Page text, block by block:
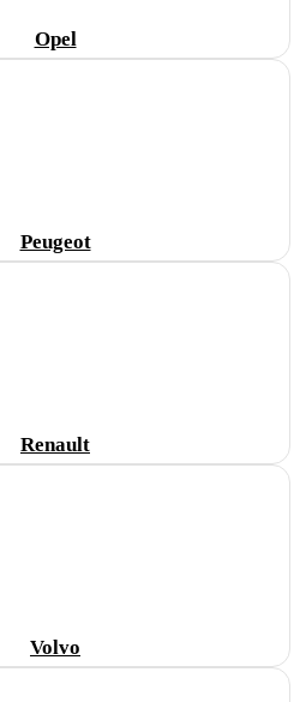
Opel
Peugeot
Renault
Volvo